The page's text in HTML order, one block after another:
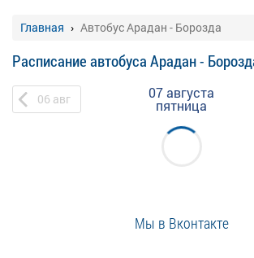
Главная Автобус Арадан - Борозда
Расписание автобуса Арадан -
06 авг 07 августа
пятница
Мы в Вконтакте